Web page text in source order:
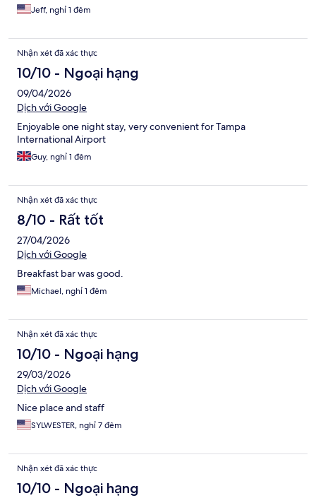
Jeff, nghỉ 1 đêm
Nhận xét đã xác thực
10/10 - Ngoại hạng
09/04/2026
Dịch với Google
Enjoyable one night stay, very convenient for Tampa
International Airport
Guy, nghỉ 1 đêm
Nhận xét đã xác thực
8/10 - Rất tốt
27/04/2026
Dịch với Google
Breakfast bar was good.
Michael, nghỉ 1 đêm
Nhận xét đã xác thực
10/10 - Ngoại hạng
29/03/2026
Dịch với Google
Nice place and staff
SYLWESTER, nghỉ 7 đêm
Nhận xét đã xác thực
10/10 - Ngoại hạng